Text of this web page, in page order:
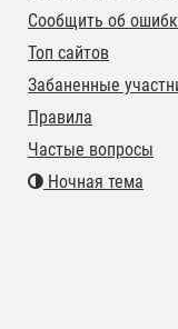
Сообщить об
Топ сайтов
Забаненные
Правила
Частые вопросы
Ночная тема